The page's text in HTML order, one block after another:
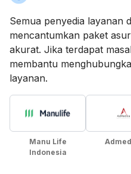
Semua penyedia layanan
mencantumkan paket
akurat. Jika terdapat
membantu
layanan.
Manu Life
Indonesia